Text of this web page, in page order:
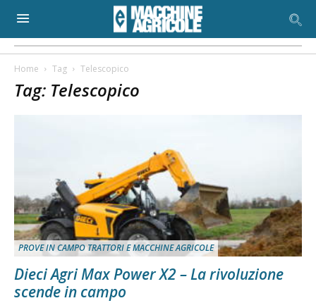
Home Tag Telescopico
Tag: Telescopico
PROVE IN CAMPO TRATTORI E MACCHINE AGRICOLE
Dieci Agri Max Power X2 – La rivoluzione
scende in campo